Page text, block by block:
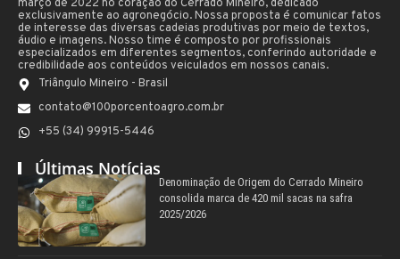
março de 2022 no coração do Cerrado Mineiro, dedicado
exclusivamente ao agronegócio. Nossa proposta é comunicar fatos
de interesse das diversas cadeias produtivas por meio de textos,
áudio e imagens. Nosso time é composto por profissionais
especializados em diferentes segmentos, conferindo autoridade e
credibilidade aos conteúdos veiculados em nossos canais.
Triângulo Mineiro - Brasil
contato@100porcentoagro.com.br
+55 (34) 99915-5446
Últimas Notícias
Denominação de Origem do Cerrado Mineiro
consolida marca de 420 mil sacas na safra
2025/2026